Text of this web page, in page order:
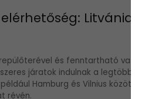
Litvánia
és fenntartható
járatok indulnak a legtöbb
Hamburg és Vilnius között,
révén.